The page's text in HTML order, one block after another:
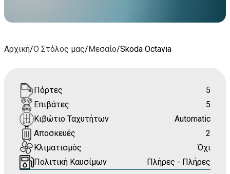
Αρχική/Ο Στόλος μας/Μεσαίο/Skoda Octavia
Πόρτες
5
Επιβάτες
5
Κιβώτιο Ταχυτήτων
Automatic
Αποσκευές
2
Κλιματισμός
Όχι
Πολιτική Καυσίμων
Πλήρες - Πλήρες